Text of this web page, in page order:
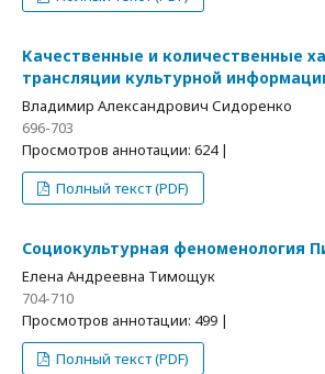
Качественные и количественные
трансляции культурной
Владимир Александрович Сидоренко
696-703
Просмотров аннотации: 624 |
Полный текст (PDF)
Социокультурная феноменология
Елена Андреевна Тимощук
704-710
Просмотров аннотации: 499 |
Полный текст (PDF)